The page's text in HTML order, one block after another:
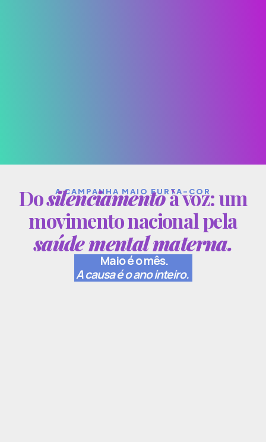
A CAMPANHA MAIO FURTA-COR
Dosilenciamentoà voz: um
movimento nacional pela
saúde mental materna.
Maio é o mês.
A causa é o ano inteiro.